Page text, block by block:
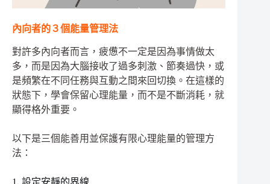
內向者的３個能量管理法
對許多內向者而言，疲憊不一定是因為事情做太
多，而是因為大腦接收了過多刺激、節奏過快，或
是頻繁在不同任務與互動之間來回切換。在這樣的
狀態下，學會保留心理能量，而不是不斷消耗，就
顯得格外重要。
以下是三個能善用並保護有限心理能量的管理方
法：